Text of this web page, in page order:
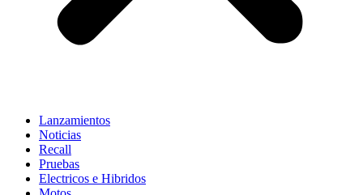
Lanzamientos
Noticias
Recall
Pruebas
Electricos e Hibridos